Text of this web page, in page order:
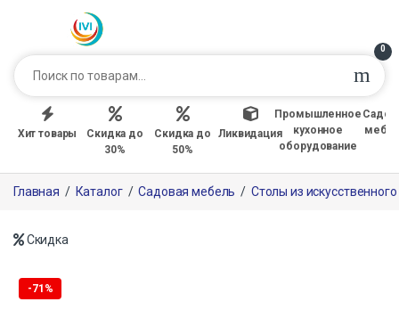
0
Хит товары
Скидка до
30%
Скидка до
50%
Ликвидация
Промышленное
кухонное
оборудование
Главная / Каталог / Садовая мебель / Столы из
Скидка
-71%